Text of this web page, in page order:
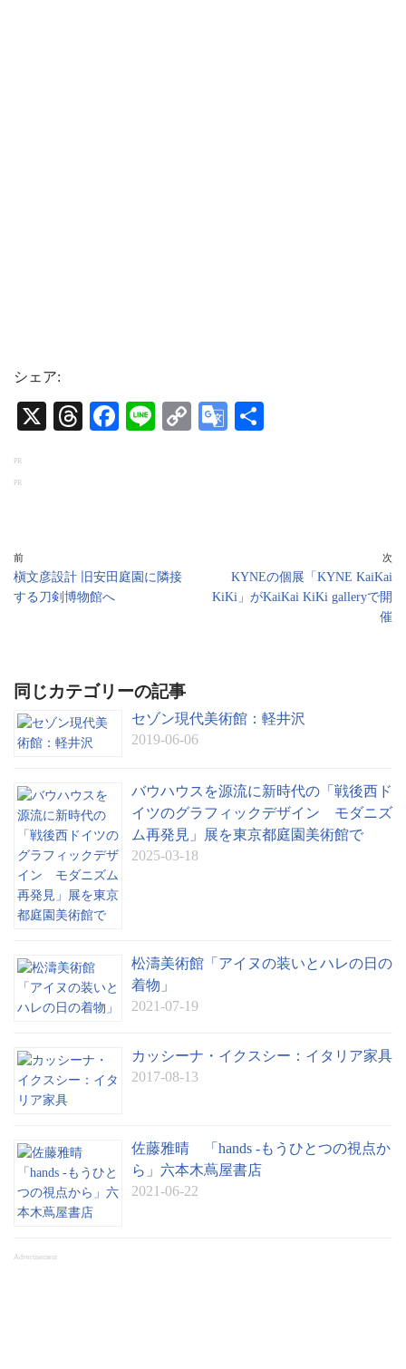
シェア:
X
T
Fa Li
C
G
sl
PR
PR
前
槇文彦設計 旧安田庭園に隣接
する刀剣博物館へ
次
KYNEの個展「KYNE KaiKai
KiKi」がKaiKai KiKi galleryで開
催
同じカテゴリーの記事
セゾン現代美術館：軽井沢
2019-06-06
バウハウスを源流に新時代の「戦後西ド
イツのグラフィックデザイン モダニズ
ム再発見」展を東京都庭園美術館で
2025-03-18
松濤美術館「アイヌの装いとハレの日の
着物」
2021-07-19
カッシーナ・イクスシー：イタリア家具
2017-08-13
佐藤雅晴 「hands -もうひとつの視点か
ら」六本木蔦屋書店
2021-06-22
Advertisement